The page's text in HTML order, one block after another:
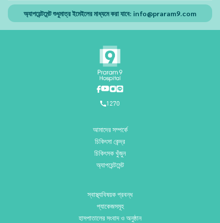
অ্যাপয়েন্টমেন্ট শুধুমাত্র ইমেইলের মাধ্যমে করা যাবে: info@praram9.com
1270
আমাদের সম্পর্কে
চিকিৎসা কেন্দ্র
চিকিৎসক খুঁজুন
অ্যাপয়েন্টমেন্ট
স্বাস্থ্যবিষয়ক প্রবন্ধ
প্যাকেজসমূহ
হাসপাতালের সংবাদ ও অনুষ্ঠান